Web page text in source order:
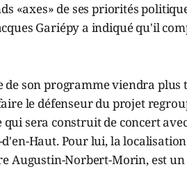
«axes» de ses priorités
Gariépy a indiqué qu'il
son programme viendra plus
le défenseur du projet
sera construit de concert
Haut. Pour lui, la
Augustin-Norbert-Morin, est